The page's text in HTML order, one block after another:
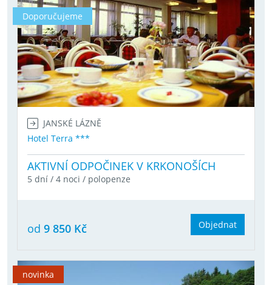
Doporučujeme
JANSKÉ LÁZNĚ
Hotel Terra ***
AKTIVNÍ ODPOČINEK V KRKONOŠÍCH
5 dní / 4 noci / polopenze
od 9 850 Kč Objednat
novinka